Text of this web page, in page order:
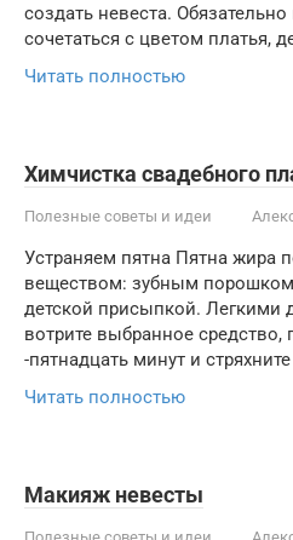
создать невеста.
сочетаться с цветом платья,
Читать полностью
Химчистка свадебного
Полезные советы и идеи
Устраняем пятна Пятна жира
веществом: зубным
детской присыпкой. Легкими
вотрите выбранное средство,
-пятнадцать минут и
Читать полностью
Макияж невесты